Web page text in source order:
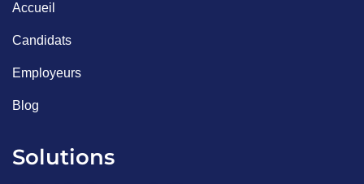
Accueil
Candidats
Employeurs
Blog
Solutions